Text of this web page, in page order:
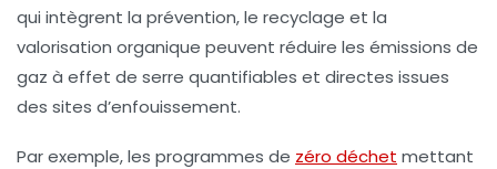
qui intègrent la prévention, le recyclage et la
valorisation organique peuvent réduire les émissions de
gaz à effet de serre quantifiables et directes issues
des sites d’enfouissement.
Par exemple, les programmes de zéro déchet mettant